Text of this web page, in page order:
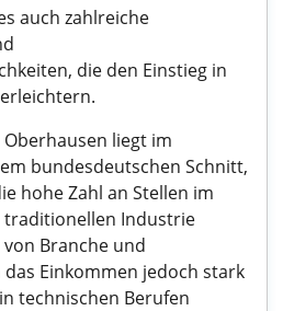
auch zahlreiche
die den Einstieg in
liegt im
bundesdeutschen Schnitt,
hohe Zahl an Stellen im
traditionellen Industrie
Branche und
Einkommen jedoch stark
technischen Berufen